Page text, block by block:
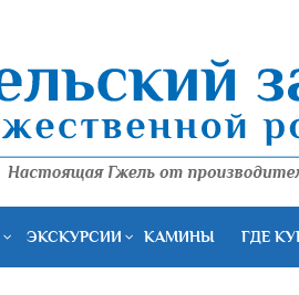
ЭКСКУРСИИ КАМИНЫ ГДЕ